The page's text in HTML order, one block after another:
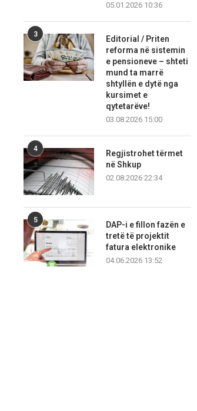
05.01.2026 10:36
3
Editorial / Priten
reforma në sistemin
e pensioneve – shteti
mund ta marrë
shtyllën e dytë nga
kursimet e
qytetarëve!
03.08.2026 15:00
4
Regjistrohet tërmet
në Shkup
02.08.2026 22:34
5
DAP-i e fillon fazën e
tretë të projektit
fatura elektronike
04.06.2026 13:52